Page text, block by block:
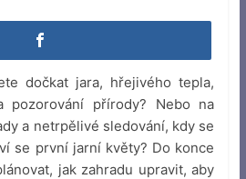
dočkat jara, hřejivého tepla,
pozorování přírody? Nebo na
a netrpělivé sledování, kdy se
se první jarní květy? Do konce
jak zahradu upravit, aby